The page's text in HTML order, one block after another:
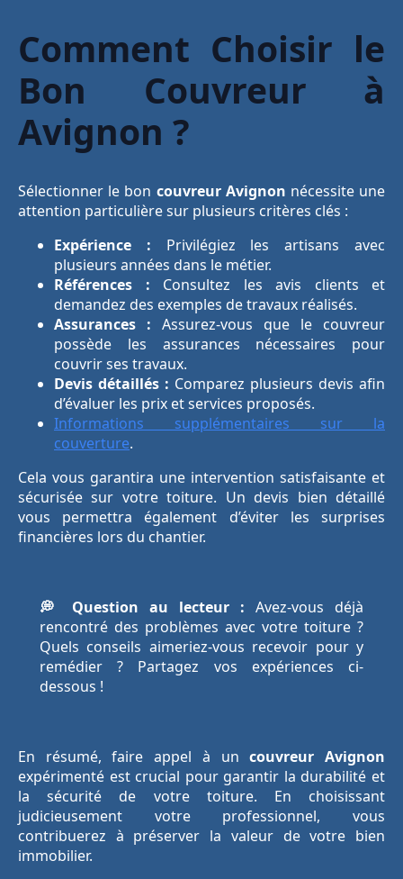
Comment Choisir le
Bon Couvreur à
Avignon ?
Sélectionner le bon couvreur Avignon nécessite une
attention particulière sur plusieurs critères clés :
Expérience : Privilégiez les artisans avec
plusieurs années dans le métier.
Références : Consultez les avis clients et
demandez des exemples de travaux réalisés.
Assurances : Assurez-vous que le couvreur
possède les assurances nécessaires pour
couvrir ses travaux.
Devis détaillés : Comparez plusieurs devis afin
d’évaluer les prix et services proposés.
Informations supplémentaires sur la
couverture.
Cela vous garantira une intervention satisfaisante et
sécurisée sur votre toiture. Un devis bien détaillé
vous permettra également d’éviter les surprises
financières lors du chantier.
💭 Question au lecteur : Avez-vous déjà
rencontré des problèmes avec votre toiture ?
Quels conseils aimeriez-vous recevoir pour y
remédier ? Partagez vos expériences ci-
dessous !
En résumé, faire appel à uncouvreur Avignon
expérimenté est crucial pour garantir la durabilité et
la sécurité de votre toiture. En choisissant
judicieusement votre professionnel, vous
contribuerez à préserver la valeur de votre bien
immobilier.